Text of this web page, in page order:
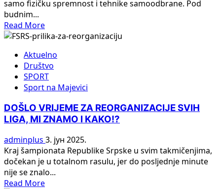
samo fizičku spremnost i tehnike samoodbrane. Pod
budnim...
Read MoreRead
more
Karate
klub
„Majevica“
iz
Aktuelno
Društvo
SPORT
Sport na Majevici
DOŠLO VRIJEME ZA REORGANIZACIJE SVIH
LIGA, MI ZNAMO I KAKO!?
adminplus 3. јун 2025.
Kraj šampionata Republike Srpske u svim takmičenjima,
dočekan je u totalnom rasulu, jer do posljednje minute
nije se znalo...
Read MoreRead